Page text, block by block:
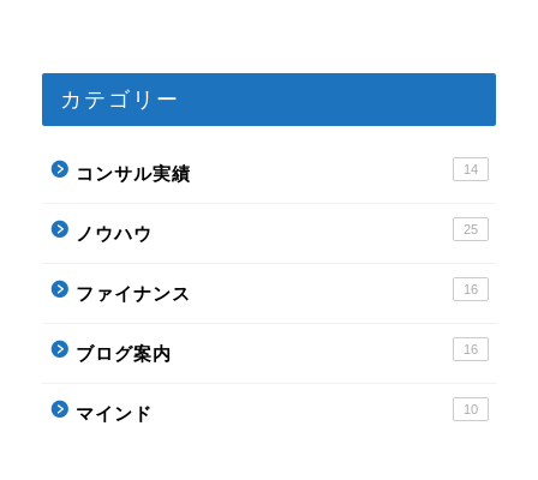
カテゴリー
コンサル実績 14
ノウハウ 25
ファイナンス 16
ブログ案内 16
マインド 10